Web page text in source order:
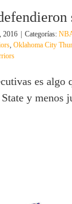
2016 Categorías:
, Oklahoma City
es algo
y menos